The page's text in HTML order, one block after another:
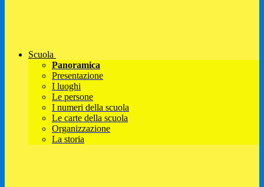
Scuola
Panoramica
Presentazione
I luoghi
Le persone
I numeri della scuola
Le carte della scuola
Organizzazione
La storia